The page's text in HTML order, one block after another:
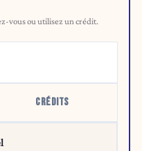
vous ou utilisez un crédit.
CRÉDITS